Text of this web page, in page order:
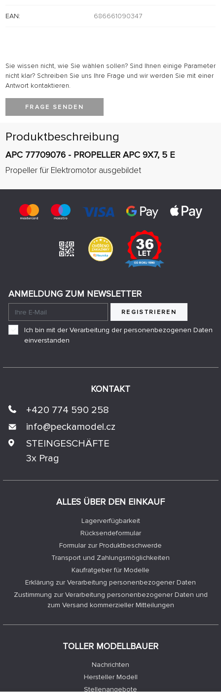
EAN: 686661090347
Sie wissen nicht, wie Sie wählen sollen? Sind Ihnen einige Parameter
nicht klar? Schreiben Sie uns Ihre Frage und wir werden Sie mit einer
Antwort kontaktieren.
FRAGE SENDEN
Produktbeschreibung
APC 77709076 - PROPELLER APC 9X7, 5 E
Propeller für Elektromotor ausgebildet
ALLES ÜBER DEN EINKAUF
Lagerverfügbarkeit
Rücksendeformular
Formular zur Produktbeschwerde
Transport und Zahlungsmöglichkeiten
Kaufratgeber für Modelle
Erklärung zur Verarbeitung personenbezogener Daten
Zustimmung zur Verarbeitung personenbezogener Daten und
zum Versand kommerzieller Mitteilungen
TOLLER MODELLBAUER
Nachrichten
Hersteller Modell
Stellenangebote
KONTAKT
+420 774 590 258
info@peckamodel.cz
STEINGESCHÄFTE
3x Prag
ANMELDUNG ZUM NEWSLETTER
REGISTRIEREN
Ich bin mit der Verarbeitung der personenbezogenen Daten
einverstanden